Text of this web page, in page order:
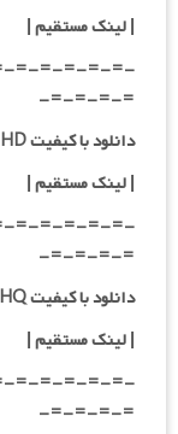
| لینک مستقیم|
=-=-=-=-=-
=-=-=-=-
دانلود با کیفیت BluRay Full HD ریلیز F2M
|لینک مستقیم|
=-=-=-=-=-
=-=-=-=-
دانلود با کیفیت BluRay 1080p HQ ریلیز F2M
|لینک مستقیم|
=-=-=-=-=-
=-=-=-=-